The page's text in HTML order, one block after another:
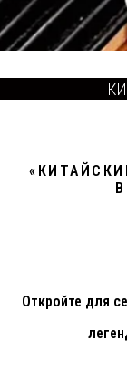
Откройте для